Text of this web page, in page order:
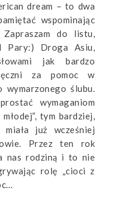
dream – to dwa
wspominając
do listu,
Pary:) Droga Asiu,
jak bardzo
za pomoc w
wymarzonego ślubu.
wymaganiom
tym bardziej,
miała już wcześniej
Przez ten rok
nas rodziną i to nie
rolę „cioci z